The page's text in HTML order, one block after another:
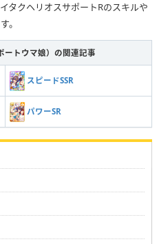
タクヘリオスサポートRのスキルや
。
ートウマ娘）の関連記事
スピードSSR
パワーSR